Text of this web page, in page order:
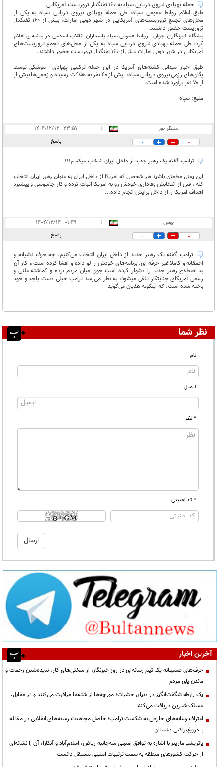
حمله پهپادی نیروی دریایی سپاه به ۱۶۰ تفنگدار تروریست آمریکایی
طبق اعلام روابط عمومی سپاه، طی حمله پهپادی نیروی دریایی سپاه به یکی از
محل‌های تجمع تروریست‌های آمریکایی در شهر دوبی امارات، بیش از ۱۶۰ تفنگدار
تروریست حضور داشتند.
باشگاه خبرنگاران جوان - روابط عمومی سپاه پاسداران انقلاب اسلامی در بیانیه‌ای اعلام
کرد: طی حمله پهپادی نیروی دریایی سپاه به یکی از محل‌های تجمع تروریست‌های
آمریکایی در شهر دوبی امارات بیش از ۱۶۰ تفنگدار تروریست حضور داشتند.
طبق اخبار میدانی کشته‌های آمریکا در این حمله ترکیبی پهپادی - موشکی توسط
یگان‌های رزمی نیروی دریایی سپاه، بیش از ۴۰ نفر به هلاکت رسیده و زخمی‌ها بیش از
از ۷۰ نفر برآورد شده است.
منبع: سپاه
منتظر نور |
|
۲۳:۵۷ - ۱۴۰۴/۱۲/۱۲
0
0 پاسخ
ترامپ گفته یک رهبر جدید از داخل ایران انتخاب میکنیم!!!
این یعنی مطمئن باشید هر شخصی که امریکا از داخل ایران به عنوان رهبر ایران انتخاب
کنه ، قبل از انتخابش وفاداری خودش رو به امریکا اثبات کرده و کار جاسوسی و پیشبرد
اهداف امریکا را از داخل برایش انجام داده...
بهمن |
|
۰۱:۴۹ - ۱۴۰۴/۱۲/۱۴
0
0 پاسخ
ترامپ گفته یک رهبر جدید از داخل ایران انتخاب می‌کنیم. چه حرف ناشیانه و
احمقانه و کاملا غیر حرفه ای. برنامه‌های خودش را لو داده و افشا کرده است و کار آن
به اصطلاح رهبر جدید را دشوار کرده است چون میان مردم برده و گماشته علنی و
رسمی آمریکای جنایتکار تلقی ميشود، به نظر می‌رسد ترامپ خیلی دست پاچه و خود
باخته شده است. که اینگونه هذیان می‌گوید
نظر شما
نام
ایمیل
* نظر
* کد امنیتی
آخرین اخبار
حرف‌های صمیمانه یک تیم رسانه‌ای در روز خبرنگار؛ از سختی‌های کار، ندیده‌شدن زحمات و
ماندن پای مردم
یک رابطه شگفت‌انگیز در دنیای حشرات؛ مورچه‌ها از شته‌ها مراقبت می‌کنند و در مقابل،
عسلک شیرین دریافت می‌کنند
اعتراف رسانه‌های خارجی به شکست ترامپ؛ حاصل مجاهدت رسانه‌های انقلابی در مقابله
با دروغ‌پراکنی دشمنان
پاتریشیا مارینز با اشاره به توافق امنیتی سه‌جانبه ریاض، اسلام‌آباد و آنکارا، آن را نشانه‌ای
از حرکت کشورهای منطقه به سمت ترتیبات امنیتی مستقل دانست